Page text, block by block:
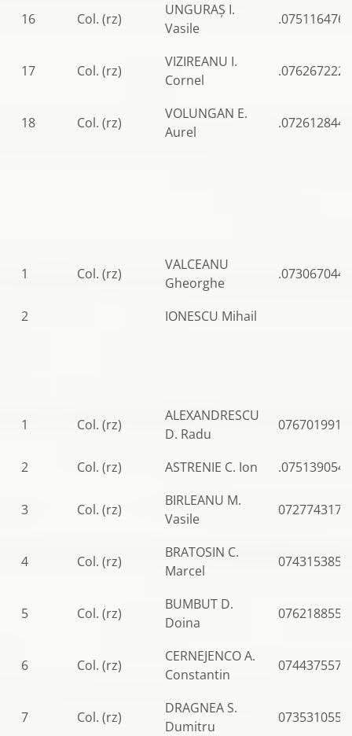
16 Col. (rz)
UNGURAȘ I.
Vasile
.0751164767
17 Col. (rz)
VIZIREANU I.
Cornel
.0762672221
18 Col. (rz)
VOLUNGAN E.
Aurel
.0726128444
1 Col. (rz)
VALCEANU
Gheorghe
.0730670448
2 IONESCU Mihail
1 Col. (rz)
ALEXANDRESCU
D. Radu
0767019919
2 Col. (rz) ASTRENIE C. Ion
3 Col. (rz)
BIRLEANU M.
Vasile
0727743177
4 Col. (rz)
BRATOSIN C.
Marcel
0743153852
5 Col. (rz)
BUMBUT D.
Doina
0762188556
6 Col. (rz)
CERNEJENCO A.
Constantin
0744375570
7 Col. (rz)
DRAGNEA S.
Dumitru
0735310556